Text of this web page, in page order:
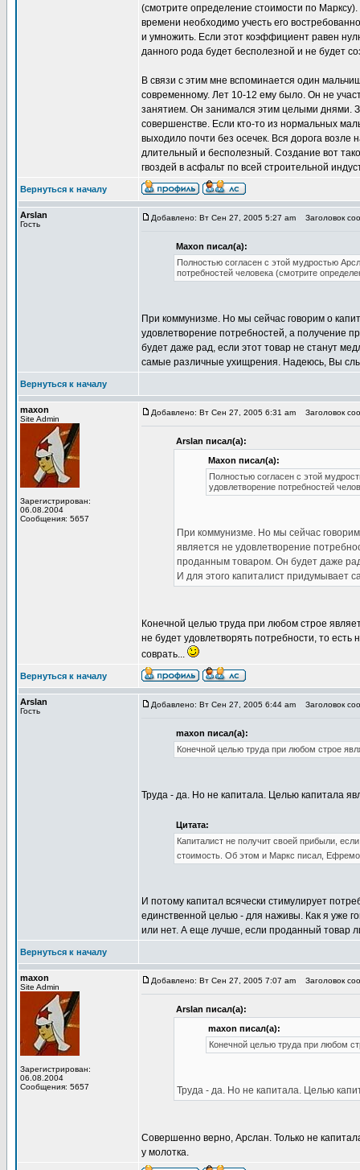
(смотрите определение стоимости по
времени необходимо учесть его
и умножить. Если этот коэффициент равен
данного рода будет бесполезной и не будет
В связи с этим мне вспоминается один
современному. Лет 10-12 ему было. Он не
занятием. Он занимался этим целыми днями.
совершенстве. Если кто-то из нормальных
выходило почти без осечек. Вся дорога
длительный и бесполезный. Создание вот
гвоздей в асфальт по всей строительной
Вернуться к началу
Arslan
Гость
Добавлено: Вт Сен 27, 2005 5:27 am Заголовок
Maxon писал(а):
Полностью согласен с этой мудростью
потребностей человека (смотрите
При коммунизме. Но мы сейчас говорим о
удовлетворение потребностей, а получение
будет даже рад, если этот товар не станут
самые различные ухищрения. Надеюсь, Вы
Вернуться к началу
maxon
Site Admin
Зарегистрирован:
06.08.2004
Сообщения: 5657
Добавлено: Вт Сен 27, 2005 6:31 am Заголовок
Arslan писал(а):
Maxon писал(а):
Полностью согласен с этой
удовлетворение потребностей
При коммунизме. Но мы сейчас
является не удовлетворение
проданным товаром. Он будет даже
И для этого капиталист
Конечной целью труда при любом строе
не будет удовлетворять потребности, то
соврать...
Вернуться к началу
Arslan
Гость
Добавлено: Вт Сен 27, 2005 6:44 am Заголовок
maxon писал(а):
Конечной целью труда при любом строе
Труда - да. Но не капитала. Целью капитала
Цитата:
Капиталист не получит своей прибыли,
стоимость. Об этом и Маркс писал,
И потому капитал всячески стимулирует
единственной целью - для наживы. Как я уже
или нет. А еще лучше, если проданный товар
Вернуться к началу
maxon
Site Admin
Зарегистрирован:
06.08.2004
Сообщения: 5657
Добавлено: Вт Сен 27, 2005 7:07 am Заголовок
Arslan писал(а):
maxon писал(а):
Конечной целью труда при любом
Труда - да. Но не капитала. Целью
Совершенно верно, Арслан. Только не
у молотка.